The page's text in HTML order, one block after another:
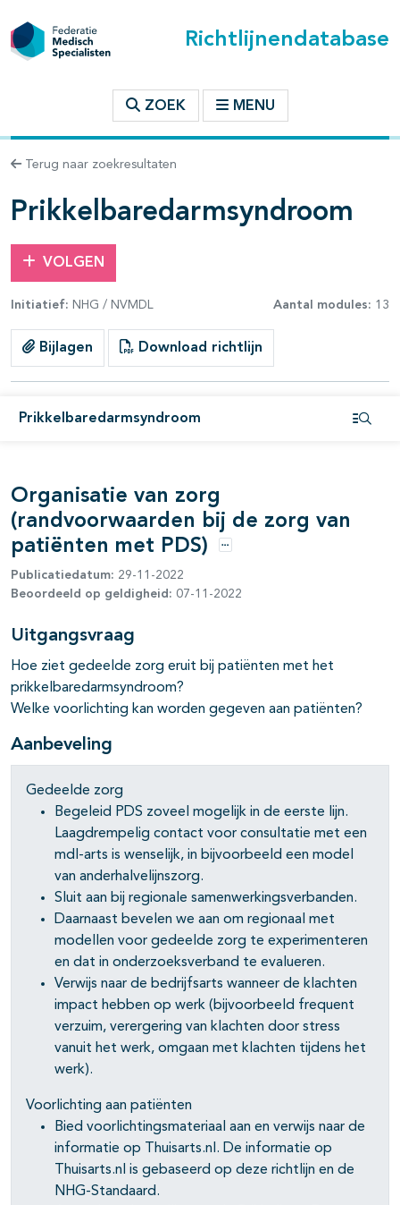
Richtlijnendatabase
ZOEK MENU
Terug naar zoekresultaten
Prikkelbaredarmsyndroom
VOLGEN
Initiatief: NHG / NVMDL Aantal modules: 13
Bijlagen Download richtlijn
Prikkelbaredarmsyndroom
binnen deze richtlijn
open- en dichtklappen
open- en dichtklappen
Organisatie van zorg
(randvoorwaarden bij de zorg van
patiënten met PDS)
Opties
Publicatiedatum: 29-11-2022
Beoordeeld op geldigheid: 07-11-2022
Uitgangsvraag
Hoe ziet gedeelde zorg eruit bij patiënten met het
prikkelbaredarmsyndroom?
Welke voorlichting kan worden gegeven aan patiënten?
Aanbeveling
Gedeelde zorg
Begeleid PDS zoveel mogelijk in de eerste lijn.
Laagdrempelig contact voor consultatie met een
mdl-arts is wenselijk, in bijvoorbeeld een model
van anderhalvelijnszorg.
Sluit aan bij regionale samenwerkingsverbanden.
Daarnaast bevelen we aan om regionaal met
modellen voor gedeelde zorg te experimenteren
en dat in onderzoeksverband te evalueren.
Verwijs naar de bedrijfsarts wanneer de klachten
impact hebben op werk (bijvoorbeeld frequent
verzuim, verergering van klachten door stress
vanuit het werk, omgaan met klachten tijdens het
werk).
Voorlichting aan patiënten
Bied voorlichtingsmateriaal aan en verwijs naar de
informatie op Thuisarts.nl. De informatie op
Thuisarts.nl is gebaseerd op deze richtlijn en de
NHG-Standaard.